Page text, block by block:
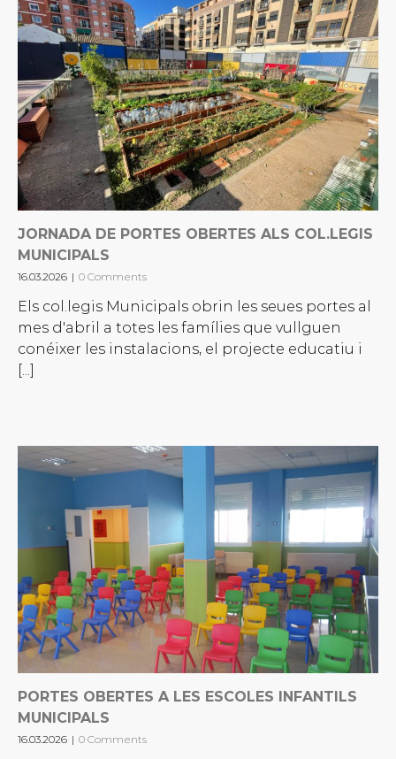
JORNADA DE PORTES OBERTES ALS COL.LEGIS
MUNICIPALS
16.03.2026 | 0 Comments
Els col.legis Municipals obrin les seues portes al
mes d'abril a totes les famílies que vullguen
conéixer les instalacions, el projecte educatiu i
[...]
PORTES OBERTES A LES ESCOLES INFANTILS
MUNICIPALS
16.03.2026 | 0 Comments